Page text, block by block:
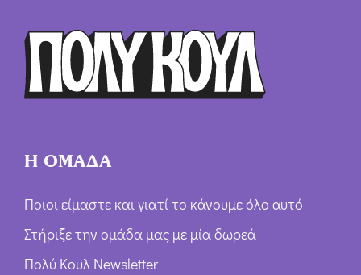
Η ΟΜΑΔΑ
Ποιοι είμαστε και γιατί το κάνουμε όλο αυτό
Στήριξε την ομάδα μας με μία δωρεά
Πολύ Κουλ Newsletter